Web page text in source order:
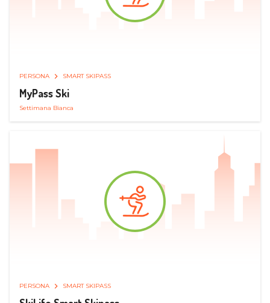
PERSONA SMART SKIPASS
MyPass Ski
Settimana Bianca
PERSONA SMART SKIPASS